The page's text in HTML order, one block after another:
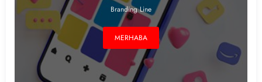
Branding Line
MERHABA